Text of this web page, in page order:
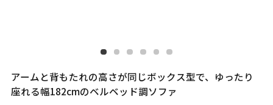
アームと背もたれの高さが同じボックス型で、ゆったり
座れる幅182cmのベルベッド調ソファ